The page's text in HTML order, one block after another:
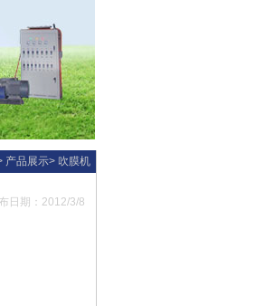
产品展示> 吹膜机
日期：2012/3/8